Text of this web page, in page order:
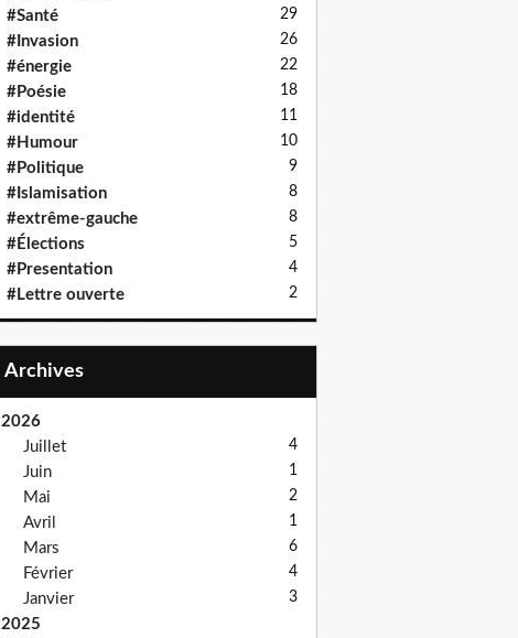
#Santé 29
#Invasion 26
#énergie 22
#Poésie 18
#identité 11
#Humour 10
#Politique 9
#Islamisation 8
#extrême-gauche 8
#Élections 5
#Presentation 4
#Lettre ouverte 2
Archives
2026
Juillet
4
Juin 1
Mai 2
Avril 1
Mars 6
Février 4
Janvier 3
2025